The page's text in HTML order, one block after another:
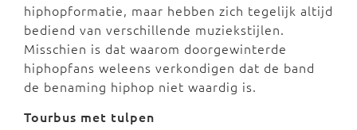
hiphopformatie, maar hebben zich tegelijk altijd
bediend van verschillende muziekstijlen.
Misschien is dat waarom doorgewinterde
hiphopfans weleens verkondigen dat de band
de benaming hiphop niet waardig is.
Tourbus met tulpen